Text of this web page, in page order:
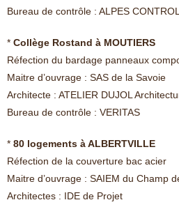
Bureau de contrôle : ALPES
* Collège Rostand à MOUTIERS
Réfection du bardage panneaux
Maitre d’ouvrage : SAS de la Savoie
Architecte : ATELIER DUJOL
Bureau de contrôle : VERITAS
* 80 logements à ALBERTVILLE
Réfection de la couverture bac acier
Maitre d’ouvrage : SAIEM du Champ
Architectes : IDE de Projet